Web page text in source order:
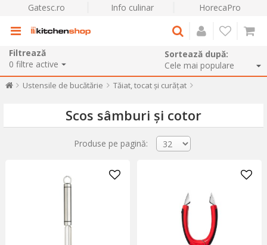
Gatesc.ro Info culinar HorecaPro
Filtrează
0 filtre active
Sortează după:
Ustensile de bucătărie Tăiat, tocat și curățat
Scos sâmburi și cotor
Produse pe pagină: